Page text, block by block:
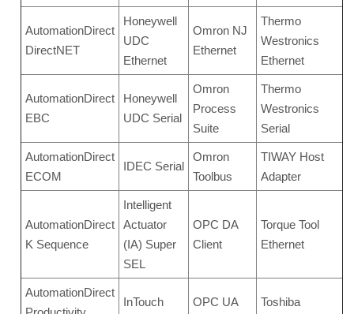
AutomationDirect
DirectNET
Honeywell
UDC
Ethernet
Omron NJ
Ethernet
Thermo
Westronics
Ethernet
AutomationDirect
EBC
Honeywell
UDC Serial
Omron
Process
Suite
Thermo
Westronics
Serial
AutomationDirect
ECOM
IDEC Serial
Omron
Toolbus
TIWAY Host
Adapter
AutomationDirect
K Sequence
Intelligent
Actuator
(IA) Super
SEL
OPC DA
Client
Torque Tool
Ethernet
AutomationDirect
InTouch OPC UA Toshiba